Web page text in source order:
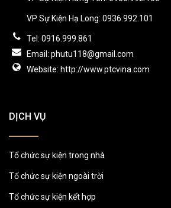
VP Sự Kiện Hạ Long: 0936.992.101
Tel: 0916.999.861
Email: phutu118@gmail.com
Website: http://www.ptcvina.com
DỊCH VỤ
Tổ chức sự kiện trong nhà
Tổ chức sự kiện ngoài trời
Tổ chức sự kiện kết hợp